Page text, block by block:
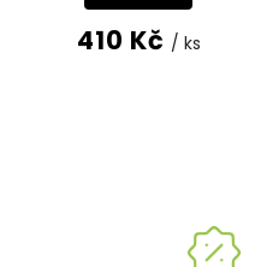
410 Kč / ks